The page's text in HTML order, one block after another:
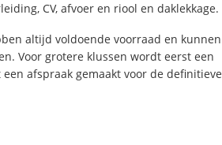
CV, afvoer en riool en daklekkage.
altijd voldoende voorraad en kunnen
Voor grotere klussen wordt eerst een
afspraak gemaakt voor de definitieve